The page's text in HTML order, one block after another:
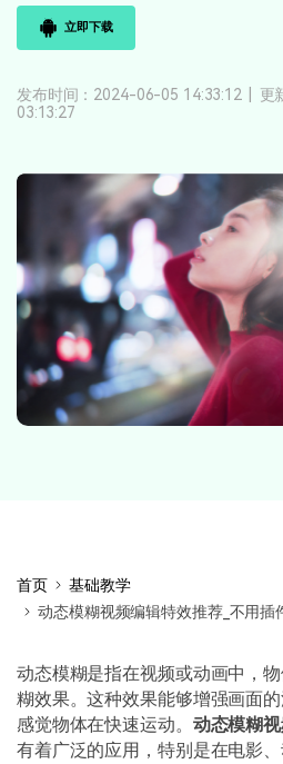
文本
立即下载
发布时间：2024-06-05 14:33:12
更
03:13:27
首页
基础教学
动态模糊视频编辑特效推荐_不用
动态模糊是指在视频或动画中，
糊效果。这种效果能够增强画面
感觉物体在快速运动。 动态模糊
有着广泛的应用，特别是在电影